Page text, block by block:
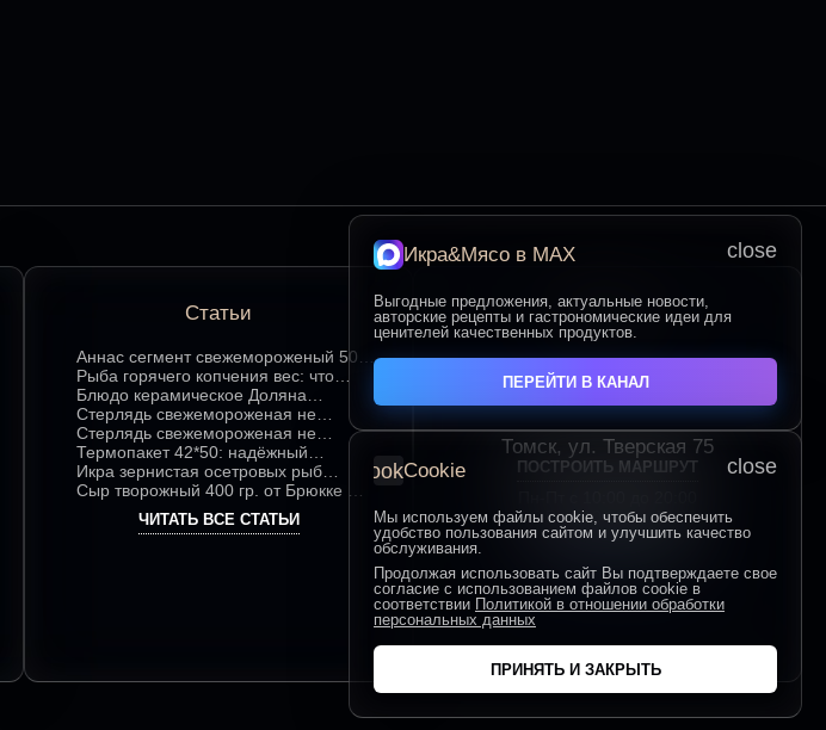
Статьи
Аннаc сегмент свежемороженый 500
гр.: секреты хранения и лучшие
способы подачи
Рыба горячего копчения вес: что
делает этот продукт любимым среди
ценителей
Блюдо керамическое Доляна
«Дедушка Мороз»: изюминка
праздничного стола в ярком красном
цвете
Стерлядь свежемороженая не
потрошеная: лучшие
гастрономические сочетания для
насыщенного вкуса
Стерлядь свежемороженая не
потрошеная: особенности выбора и
использования в кулинарии
Термопакет 42*50: надёжный
помощник в сохранении свежести и
удобстве хранения
Икра зернистая осетровых рыб
Exclusive 50 гр.: секреты идеальных
сочетаний для гурманов
Сыр творожный 400 гр. от Брюкке —
нежный сыр с большим
гастрономическим потенциалом
ЧИТАТЬ ВСЕ СТАТЬИ
Контакты
Томск, ул. Тверская 75
ПОСТРОИТЬ МАРШРУТ
Сб-Вс с 10:00 до 19:00
+7 (906) 955-60-93
close
Икра&Мясо в МАХ
Выгодные предложения, актуальные новости,
авторские рецепты и гастрономические идеи для
ценителей качественных продуктов.
ПЕРЕЙТИ В КАНАЛ
close
cookieCookie
Мы используем файлы cookie, чтобы обеспечить
удобство пользования сайтом и улучшить качество
обслуживания.
Продолжая использовать сайт Вы подтверждаете свое
согласие с использованием файлов cookie в
соответствии Политикой в отношении обработки
персональных данных
ПРИНЯТЬ И ЗАКРЫТЬ